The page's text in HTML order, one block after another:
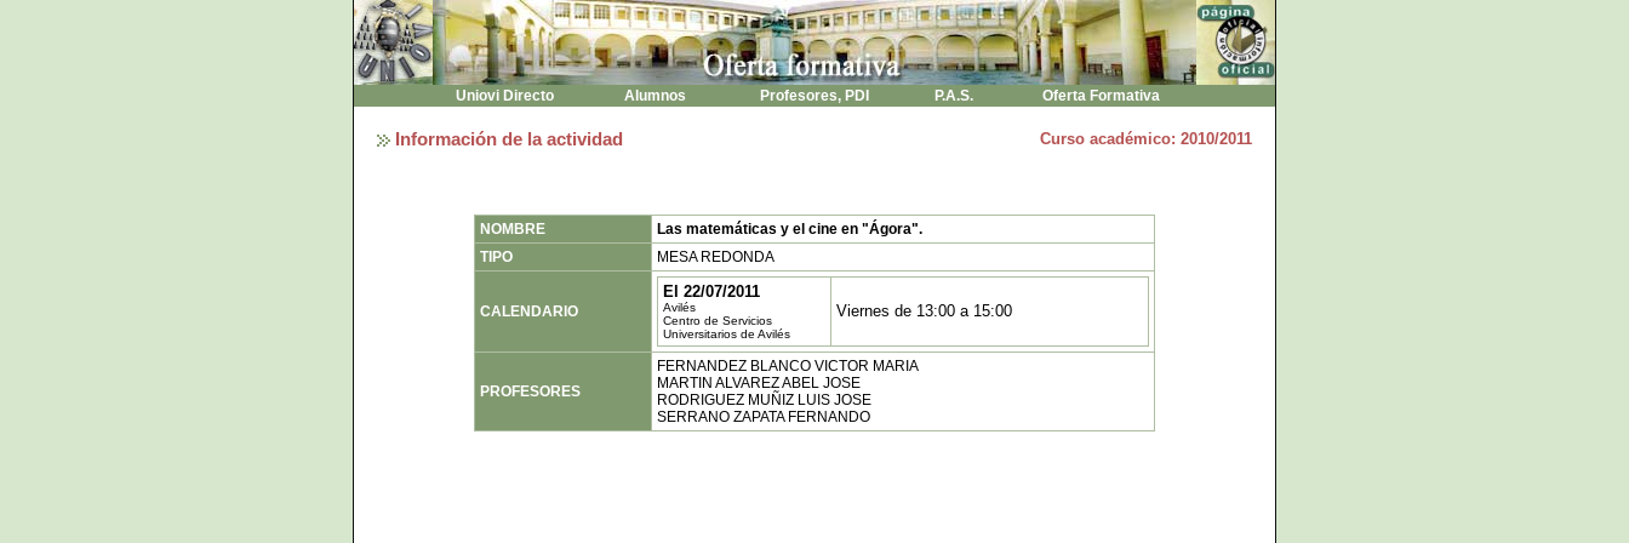
Uniovi Directo Alumnos Profesores, PDI P.A.S. Oferta Formativa
Información de la actividad Curso académico: 2010/2011
NOMBRE
Las matemáticas y el cine en "Ágora".
TIPO
MESA REDONDA
CALENDARIO
El 22/07/2011
Avilés
Centro de Servicios
Universitarios de Avilés
Viernes de 13:00 a 15:00
PROFESORES
FERNANDEZ BLANCO VICTOR MARIA
MARTIN ALVAREZ ABEL JOSE
RODRIGUEZ MUÑIZ LUIS JOSE
SERRANO ZAPATA FERNANDO